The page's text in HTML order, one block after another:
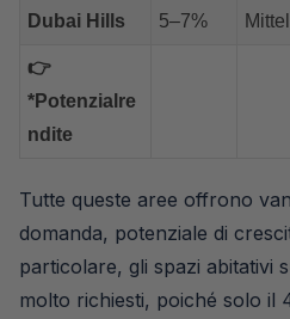
Dubai Hills 5–7% Mittel
👉
*Potenzialre
ndite
Tutte queste aree offrono
domanda, potenziale di
particolare, gli spazi abitativi
molto richiesti, poiché solo il